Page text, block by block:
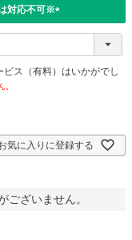
対応不可※
(
須
)
ス（有料）はいかがでし
。
気に入りに登録する
ございません。